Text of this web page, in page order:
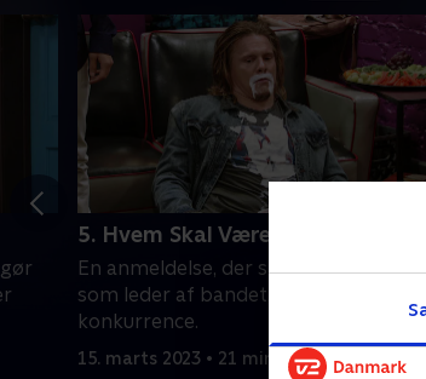
5. Hvem Skal Være Leder?
En anmeldelse, der stempler Tomika
som leder af bandet, udløser en
konkurrence.
15. marts 2023 • 21 min